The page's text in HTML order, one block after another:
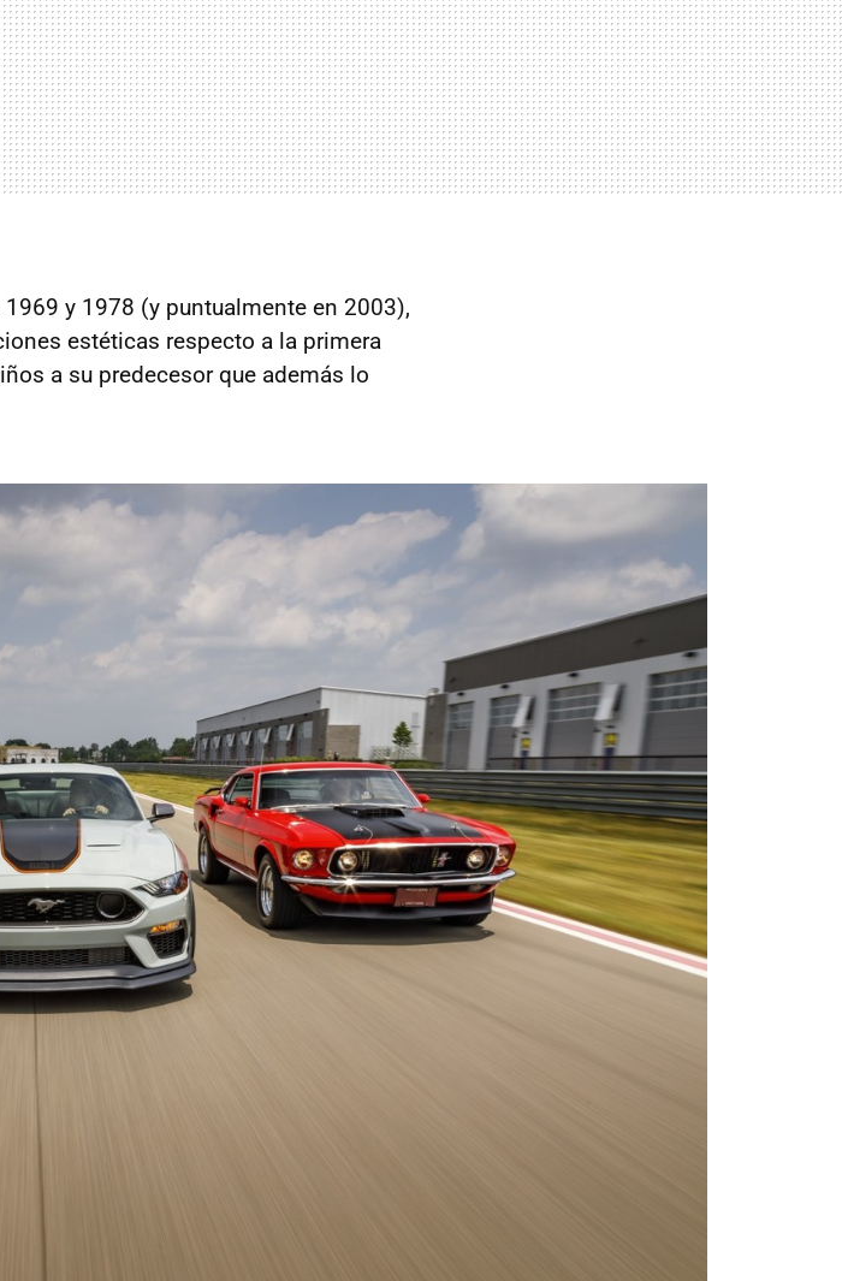
y 1978 (y puntualmente en 2003),
estéticas respecto a la primera
a su predecesor que además lo